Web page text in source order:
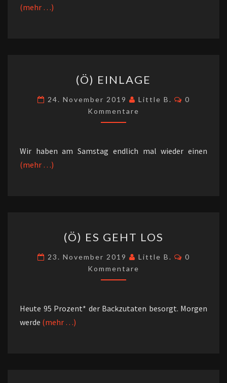
(mehr …)
EINLAGE
(Ö) EINLAGE
24. November 2019 Little B.
0
Kommentare
Wir haben am Samstag endlich mal wieder einen
(mehr …)
ES
GEHT
LOS
(Ö) ES GEHT LOS
23. November 2019 Little B.
0
Kommentare
Heute 95 Prozent* der Backzutaten besorgt. Morgen
werde (mehr …)